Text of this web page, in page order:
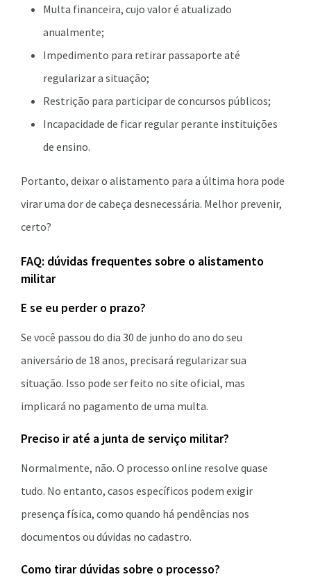
Multa financeira, cujo valor é atualizado
anualmente;
Impedimento para retirar passaporte até
regularizar a situação;
Restrição para participar de concursos públicos;
Incapacidade de ficar regular perante instituições
de ensino.
Portanto, deixar o alistamento para a última hora pode
virar uma dor de cabeça desnecessária. Melhor prevenir,
certo?
FAQ: dúvidas frequentes sobre o alistamento
militar
E se eu perder o prazo?
Se você passou do dia 30 de junho do ano do seu
aniversário de 18 anos, precisará regularizar sua
situação. Isso pode ser feito no site oficial, mas
implicará no pagamento de uma multa.
Preciso ir até a junta de serviço militar?
Normalmente, não. O processo online resolve quase
tudo. No entanto, casos específicos podem exigir
presença física, como quando há pendências nos
documentos ou dúvidas no cadastro.
Como tirar dúvidas sobre o processo?